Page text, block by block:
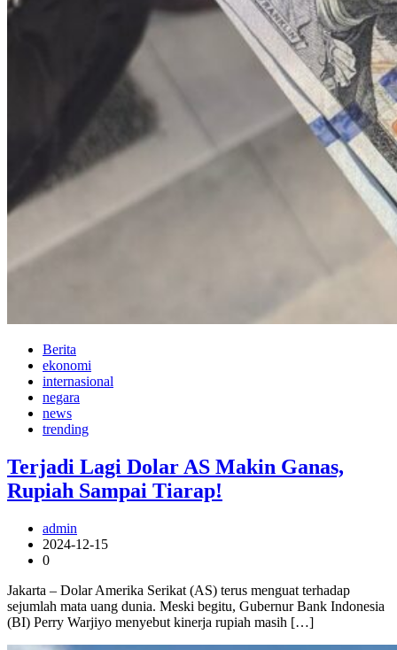
Berita
ekonomi
internasional
negara
news
trending
Terjadi Lagi Dolar AS Makin Ganas,
Rupiah Sampai Tiarap!
admin
2024-12-15
0
Jakarta – Dolar Amerika Serikat (AS) terus menguat terhadap
sejumlah mata uang dunia. Meski begitu, Gubernur Bank Indonesia
(BI) Perry Warjiyo menyebut kinerja rupiah masih […]